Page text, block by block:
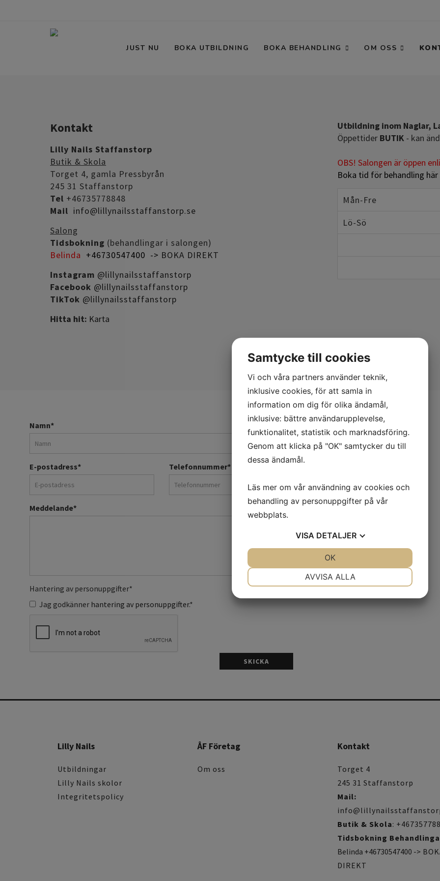
JUST NU BOKA UTBILDNING BOKA BEHANDLING OM OSS
Kontakt
Lilly Nails Staffanstorp
Butik & Skola
Torget 4, gamla Pressbyrån
245 31 Staffanstorp
Tel +46735778848
Mail info@lillynailsstaffanstorp.se
Salong
Tidsbokning (behandlingar i salongen)
Belinda +46730547400 -> BOKA DIREKT
Instagram @lillynailsstaffanstorp
Facebook @lillynailsstaffanstorp
TikTok @lillynailsstaffanstorp
Hitta hit: Karta
Utbildning inom Naglar,
Öppettider BUTIK - kan
OBS! Salongen är öppen
Boka tid för behandling här
Mån-Fre
Lö-Sö
Namn*
E-postadress* Telefonnummer*
Meddelande*
Hantering av personuppgifter*
Jag godkänner hantering av personuppgifter.*
SKICKA
Lilly Nails
Utbildningar
Lilly Nails skolor
Integritetspolicy
ÅF Företag
Om oss
Kontakt
Torget 4
245 31 Staffanstorp
Mail:
Butik & Skola:
Tidsbokning
Belinda +46730547400 ->
DIREKT
Samtycke till cookies
Vi och våra partners använder teknik,
inklusive cookies, för att samla in
information om dig för olika ändamål,
inklusive: bättre användarupplevelse,
funktionalitet, statistik och marknadsföring.
Genom att klicka på "OK" samtycker du till
dessa ändamål.
Läs mer om vår användning av cookies och
behandling av personuppgifter på vår
webbplats.
VISA DETALJER
AVVISA ALLA
OK